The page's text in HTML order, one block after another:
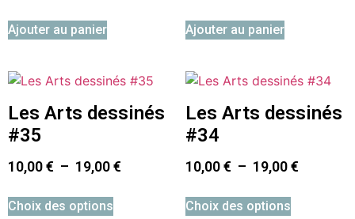
Ajouter au panier Ajouter au panier
Les Arts dessinés
#35
10,00€ – 19,00€
Choix des options
Les Arts dessinés
#34
10,00€ – 19,00€
Choix des options